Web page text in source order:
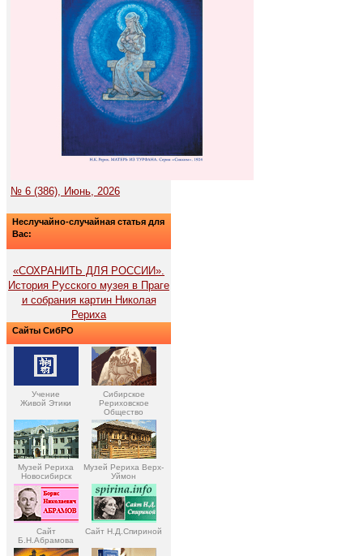
№ 6 (386), Июнь, 2026
Неслучайно-случайная статья для
Вас:
«СОХРАНИТЬ ДЛЯ РОССИИ».
История Русского музея в Праге
и собрания картин Николая
Рериха
Сайты СибРО
Учение
Живой Этики
Сибирское
Рериховское
Общество
Музей Рериха
Новосибирск
Музей Рериха Верх-
Уймон
Сайт
Б.Н.Абрамова
Сайт Н.Д.Спириной